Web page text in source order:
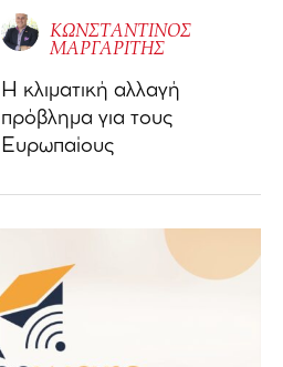
ΚΩΝΣΤΑΝΤΙΝΟΣ
ΜΑΡΓΑΡΙΤΗΣ
Η κλιματική αλλαγή
πρόβλημα για τους
Ευρωπαίους